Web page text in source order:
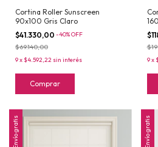
Cortina Roller Sunscreen
90x100 Gris Claro
$41.330,00 -40%OFF
$69.140,00
9x$4.592,22 sin interés
Comprar
9x
Envío gratis Envío gratis